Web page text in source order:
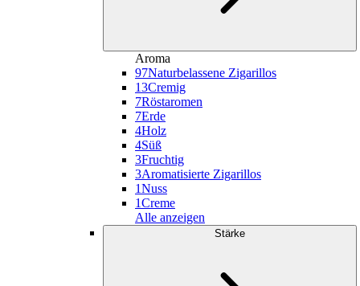
Aroma
97Naturbelassene Zigarillos
13Cremig
7Röstaromen
7Erde
4Holz
4Süß
3Fruchtig
3Aromatisierte Zigarillos
1Nuss
1Creme
Alle anzeigen
Stärke